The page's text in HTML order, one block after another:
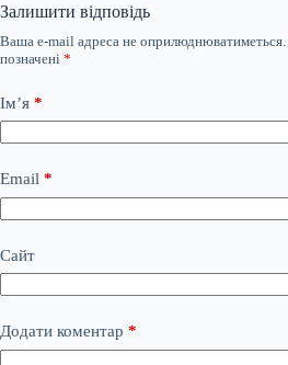
Залишити відповідь
Ваша e-mail адреса не оприлюднюватиметься.
позначені *
Ім’я *
Email *
Сайт
Додати коментар *